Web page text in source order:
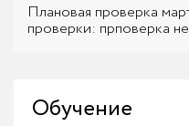
Плановая проверка
проверки: прповерка
Обучение